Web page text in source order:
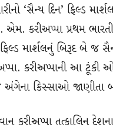
‘સૈન્ય દિન’ ફિલ્ડ
કરીઅપ્પા પ્રથમ
ફિલ્ડ માર્શલનું બિરૂદ બે
કરીઅપ્પાની આ ટૂંકી
કિસ્સાઓ જાણીતા
કરીઅપ્પા તત્કાલિન